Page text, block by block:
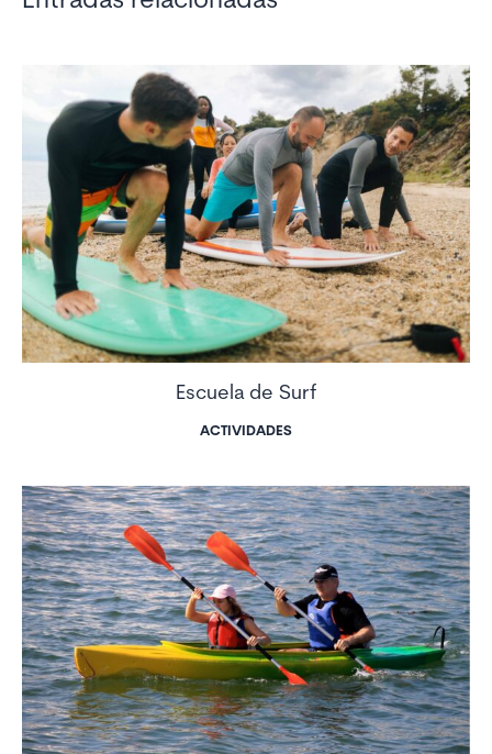
Escuela de Surf
ACTIVIDADES